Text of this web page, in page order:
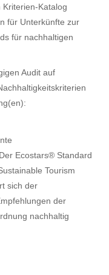
Katalog
für Unterkünfte zur
für nachhaltigen
Audit auf
Ecostars® Standard
Tourism
sich der
der
nachhaltig